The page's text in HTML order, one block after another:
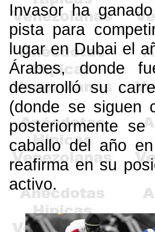
Invasor ha
pista para
lugar en Dubai el
Árabes, donde
desarrolló su
(donde se siguen
posteriormente
caballo del año
reafirma en su
activo.